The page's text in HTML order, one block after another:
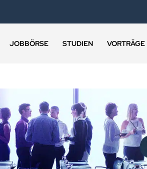
JOBBÖRSE STUDIEN VORTRÄGE